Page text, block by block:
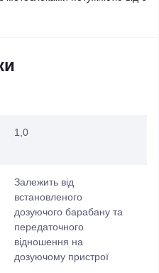
1,0
Залежить від
встановленого
дозуючого барабану та
передаточного
відношення на
дозуючому пристрої